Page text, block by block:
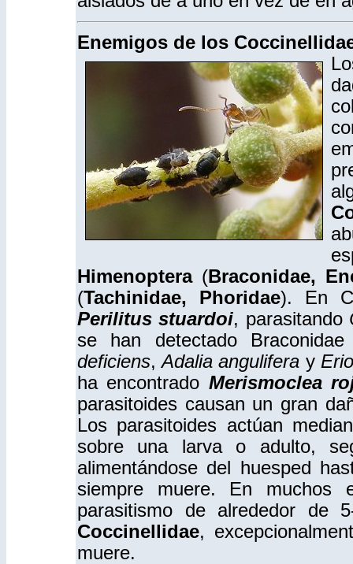
Enemigos de los
Himenoptera (Braconidae,
(Tachinidae, Phoridae). En
Perilitus stuardoi, parasitando
se han detectado
deficiens,Adalia angulifera y
ha encontrado Merismoclea
parasitoides causan un gran
Los parasitoides actúan
sobre una larva o adulto,
alimentándose del huesped
siempre muere. En muchos
parasitismo de alrededor de
Coccinellidae,
muere.